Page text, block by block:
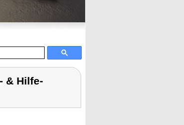
& Hilfe-